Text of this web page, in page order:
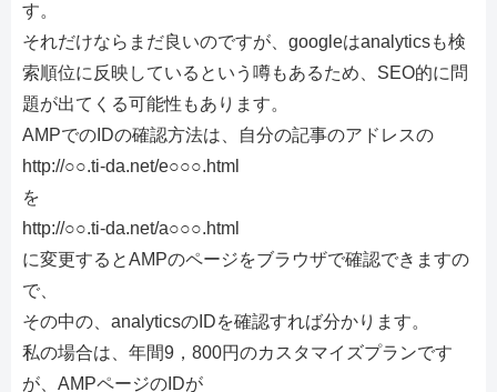
す。
それだけならまだ良いのですが、googleはanalyticsも検
索順位に反映しているという噂もあるため、SEO的に問
題が出てくる可能性もあります。
AMPでのIDの確認方法は、自分の記事のアドレスの
http://○○.ti-da.net/e○○○.html
を
http://○○.ti-da.net/a○○○.html
に変更するとAMPのページをブラウザで確認できますの
で、
その中の、analyticsのIDを確認すれば分かります。
私の場合は、年間9，800円のカスタマイズプランです
が、AMPページのIDが